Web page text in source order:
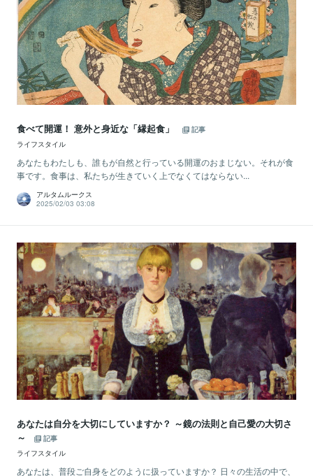
食べて開運！ 意外と身近な「縁起食」
記事
ライフスタイル
あなたもわたしも、誰もが自然と行っている開運のおまじない。それが食
事です。食事は、私たちが生きていく上でなくてはならない...
アルタムルークス
2025/02/03 03:08
あなたは自分を大切にしていますか？ ～鏡の法則と自己愛の大切さ
～
記事
ライフスタイル
あなたは、普段ご自身をどのように扱っていますか？ 日々の生活の中で、